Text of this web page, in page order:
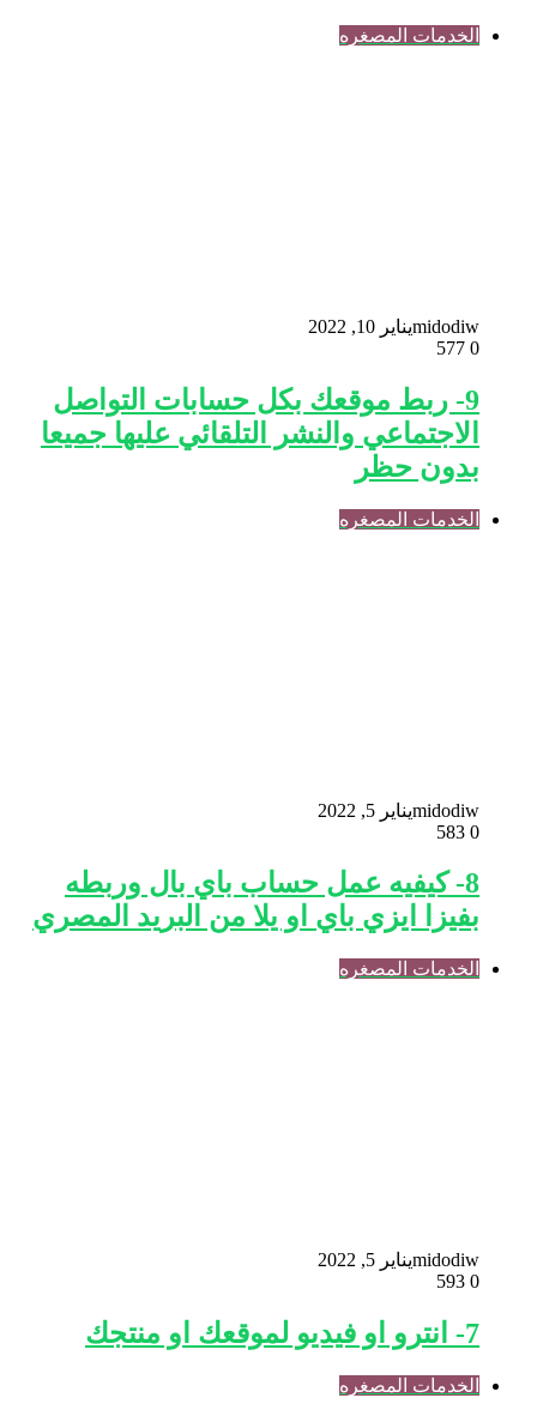
الخدمات المصغره
midodiwيناير 10, 2022
0
9- ربط موقعك بكل حسابات التواصل
الاجتماعي والنشر التلقائي عليها جميعا
بدون حظر
الخدمات المصغره
midodiwيناير 5, 2022
0
8- كيفيه عمل حساب باي بال وربطه
بفيزا ايزي باي او يلا من البريد المصري
الخدمات المصغره
midodiwيناير 5, 2022
0
7- انترو او فيديو لموقعك او منتجك
الخدمات المصغره